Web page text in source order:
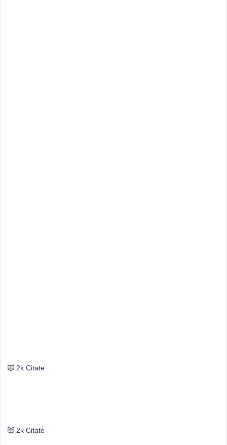
2k Citate
2k Citate